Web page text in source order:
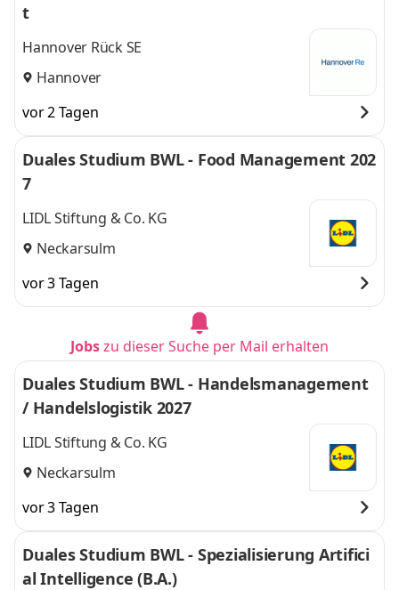
t
Hannover Rück SE
Hannover
vor 2 Tagen
Duales Studium BWL - Food Management 202
7
LIDL Stiftung & Co. KG
Neckarsulm
vor 3 Tagen
Jobszu dieser Suche per Mail erhalten
Duales Studium BWL - Handelsmanagement
/ Handelslogistik 2027
LIDL Stiftung & Co. KG
Neckarsulm
vor 3 Tagen
Duales Studium BWL - Spezialisierung Artifici
al Intelligence (B.A.)